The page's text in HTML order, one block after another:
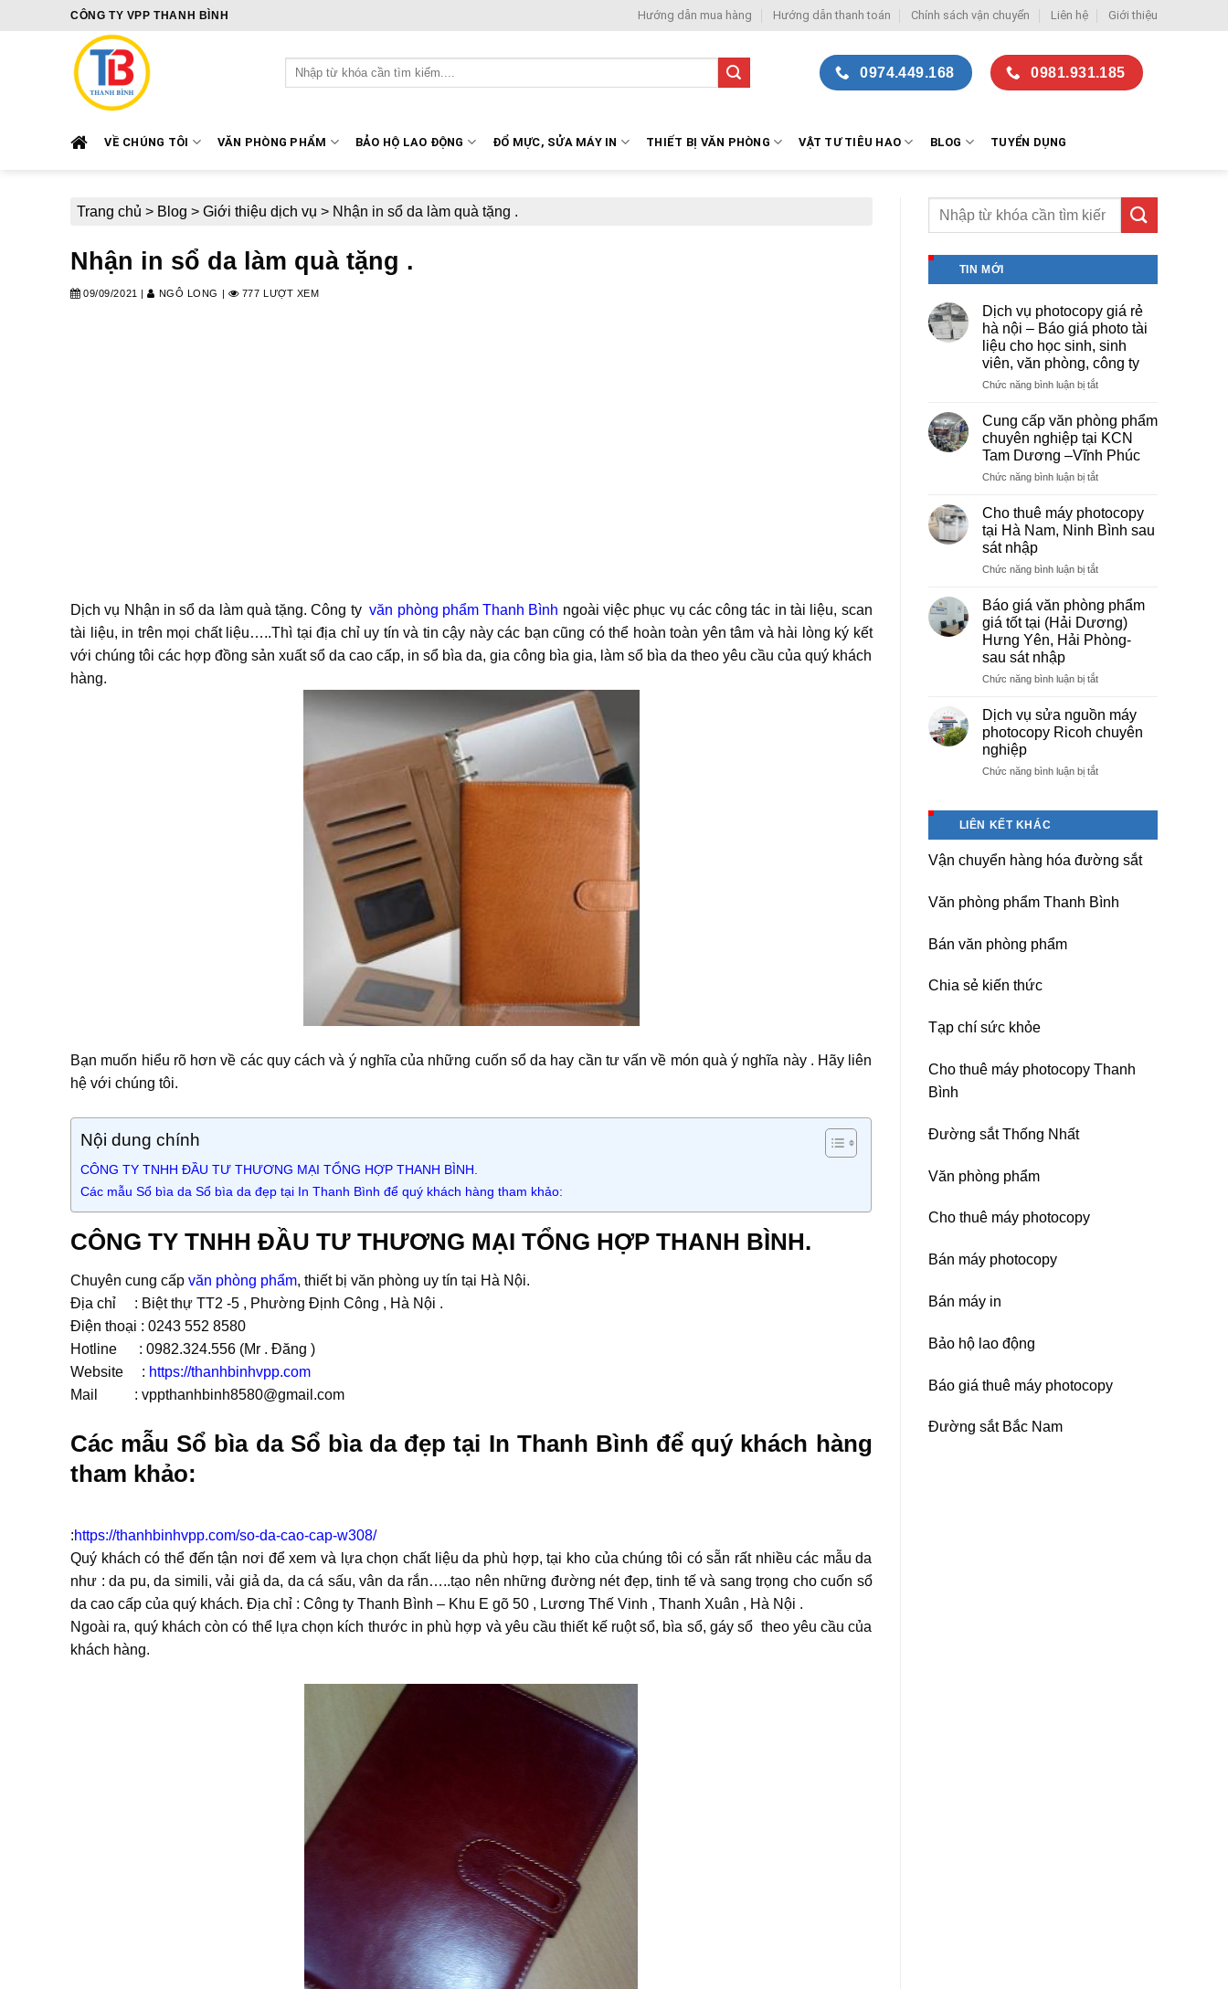
CÔNG TY VPP THANH BÌNH Hướng dẫn mua hàng Hướng dẫn thanh toán Chính sách vận chuyển Liên hệ Giới thiệu
Tìm
kiếm:
0974.449.168 0981.931.185
VỀ CHÚNG TÔI VĂN PHÒNG PHẨM BẢO HỘ LAO ĐỘNG ĐỔ MỰC, SỬA MÁY IN THIẾT BỊ VĂN PHÒNG VẬT TƯ TIÊU HAO BLOG TUYỂN DỤNG
Trang chủ > Blog > Giới thiệu dịch vụ > Nhận in sổ da làm quà tặng .
Nhận in sổ da làm quà tặng .
09/09/2021 | NGÔ LONG 777 LƯỢT XEM
Dịch vụ Nhận in sổ da làm quà tặng. Công tyvăn phòng phẩm Thanh Bình ngoài việc phục vụ các công tác in tài liệu, scan
tài liệu, in trên mọi chất liệu…..Thì tại địa chỉ uy tín và tin cậy này các bạn cũng có thể hoàn toàn yên tâm và hài lòng ký kết
với chúng tôi các hợp đồng sản xuất sổ da cao cấp, in sổ bìa da, gia công bìa gia, làm sổ bìa da theo yêu cầu của quý khách
hàng.
Bạn muốn hiểu rõ hơn về các quy cách và ý nghĩa của những cuốn sổ da hay cần tư vấn về món quà ý nghĩa này . Hãy liên
hệ với chúng tôi.
Nội dung chính
CÔNG TY TNHH ĐẦU TƯ THƯƠNG MẠI TỔNG HỢP THANH BÌNH.
Các mẫu Sổ bìa da Sổ bìa da đẹp tại In Thanh Bình để quý khách hàng tham khảo:
CÔNG TY TNHH ĐẦU TƯ THƯƠNG MẠI TỔNG HỢP THANH BÌNH.
Chuyên cung cấp văn phòng phẩm, thiết bị văn phòng uy tín tại Hà Nội.
Địa chỉ : Biệt thự TT2 -5 , Phường Định Công , Hà Nội .
Điện thoại : 0243 552 8580
Hotline : 0982.324.556 (Mr . Đăng )
Website : https://thanhbinhvpp.com
Mail : vppthanhbinh8580@gmail.com
Các mẫu Sổ bìa da Sổ bìa da đẹp tại In Thanh Bình để quý khách hàng
tham khảo:
:https://thanhbinhvpp.com/so-da-cao-cap-w308/
Quý khách có thể đến tận nơi để xem và lựa chọn chất liệu da phù hợp, tại kho của chúng tôi có sẵn rất nhiều các mẫu da
như : da pu, da simili, vải giả da, da cá sấu, vân da rắn…..tạo nên những đường nét đẹp, tinh tế và sang trọng cho cuốn sổ
da cao cấp của quý khách. Địa chỉ : Công ty Thanh Bình – Khu E gõ 50 , Lương Thế Vinh , Thanh Xuân , Hà Nội .
Ngoài ra, quý khách còn có thể lựa chọn kích thước in phù hợp và yêu cầu thiết kế ruột sổ, bìa sổ, gáy sổ theo yêu cầu của
khách hàng.
TIN MỚI
Dịch vụ photocopy giá rẻ
hà nội – Báo giá photo tài
liệu cho học sinh, sinh
viên, văn phòng, công ty
Chức năng bình luận bị tắtở
vụ
photocopy
giá
rẻ
hà
–
Báo
giá
tài
cho
học
sinh,
sinh
văn
công
ty
Cung cấp văn phòng phẩm
chuyên nghiệp tại KCN
Tam Dương –Vĩnh Phúc
Chức năng bình luận bị tắtở
cấp
văn
phòng
chuyên
tại
KCN
Tam
Dương
Vĩnh
Cho thuê máy photocopy
tại Hà Nam, Ninh Bình sau
sát nhập
Chức năng bình luận bị tắtở
máy
photocopy
tại
Nam,
sau
sát
Báo giá văn phòng phẩm
giá tốt tại (Hải Dương)
Hưng Yên, Hải Phòng-
sau sát nhập
Chức năng bình luận bị tắtở
văn
phòng
giá
Yên,
Phòng-
sau
Dịch vụ sửa nguồn máy
photocopy Ricoh chuyên
nghiệp
Chức năng bình luận bị tắtở
photocopy
chuyên
nghiệp
LIÊN KẾT KHÁC
Vận chuyển hàng hóa đường sắt
Văn phòng phẩm Thanh Bình
Bán văn phòng phẩm
Chia sẻ kiến thức
Tạp chí sức khỏe
Cho thuê máy photocopy Thanh
Bình
Đường sắt Thống Nhất
Văn phòng phẩm
Cho thuê máy photocopy
Bán máy photocopy
Bán máy in
Bảo hộ lao động
Báo giá thuê máy photocopy
Đường sắt Bắc Nam